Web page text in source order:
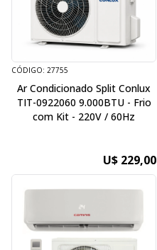
CÓDIGO: 27755
Ar Condicionado Split Conlux
TIT-0922060 9.000BTU - Frio
com Kit - 220V / 60Hz
U$ 229,00